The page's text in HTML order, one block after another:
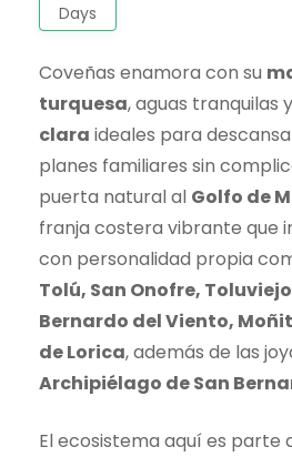
Days
Coveñas enamora con su
turquesa, aguas tranquilas y
clara ideales para
planes familiares sin
puerta natural al Golfo de
franja costera vibrante que
con personalidad propia
Tolú, San Onofre,
Bernardo del Viento,
de Lorica, además de las
Archipiélago de San
El ecosistema aquí es parte